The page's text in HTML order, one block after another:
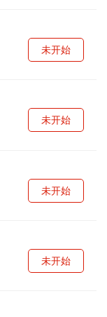
未开始
未开始
未开始
未开始